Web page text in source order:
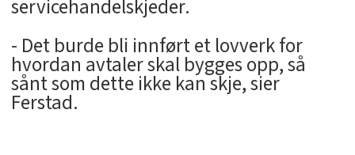
servicehandelskjeder.
- Det burde bli innført et lovverk for
hvordan avtaler skal bygges opp, så
sånt som dette ikke kan skje, sier
Ferstad.